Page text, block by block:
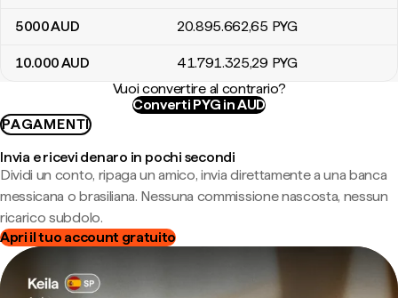
5000AUD 20.895.662,65 PYG
10.000AUD 41.791.325,29 PYG
Vuoi convertire al contrario?
Converti PYG in AUD
PAGAMENTI
Invia e ricevi denaro in pochi secondi
Dividi un conto, ripaga un amico, invia direttamente a una banca
messicana o brasiliana. Nessuna commissione nascosta, nessun
ricarico subdolo.
Apri il tuo account gratuito